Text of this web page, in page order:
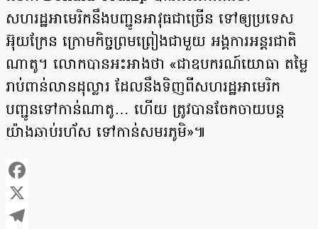
សហរដ្ឋអាមេរិកនឹងបញ្ជូនអាវុធជាច្រើន ទៅឲ្យប្រទេស
អ៊ុយក្រែន ក្រោមកិច្ចព្រមព្រៀងជាមួយ អង្គការអន្តរជាតិ
ណាតូ។ លោកបានអះអាងថា «ជាឧបករណ៍យោធា តម្លៃ
រាប់ពាន់លានដុល្លារ ដែលនឹងទិញពីសហរដ្ឋអាមេរិក
បញ្ជូនទៅកាន់ណាតូ… ហើយ ត្រូវបានចែកចាយបន្ត
យ៉ាងឆាប់រហ័ស ទៅកាន់សមរភូមិ»៕
Facebook
X